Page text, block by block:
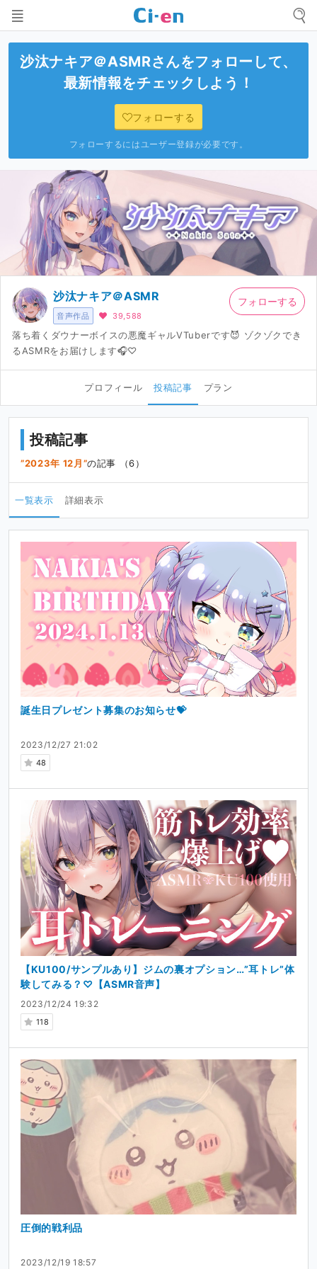
沙汰ナキア＠ASMRさんをフォローして、
最新情報をチェックしよう！
フォローする
フォローするにはユーザー登録が必要です。
音声作品
沙汰ナキア＠ASMR
39,588
落ち着くダウナーボイスの悪魔ギャルVTuberです😈 ゾクゾクでき
るASMRをお届けします🎧♡
フォローする
プロフィール 投稿記事 プラン
投稿記事
2023年 12月 の記事 （6）
一覧表示 詳細表示
2023/12/27 21:02
48
誕生日プレゼント募集のお知らせ💝
2023/12/24 19:32
118
【KU100/サンプルあり】ジムの裏オプション…”耳トレ”体
験してみる？♡【ASMR音声】
2023/12/19 18:57
圧倒的戦利品